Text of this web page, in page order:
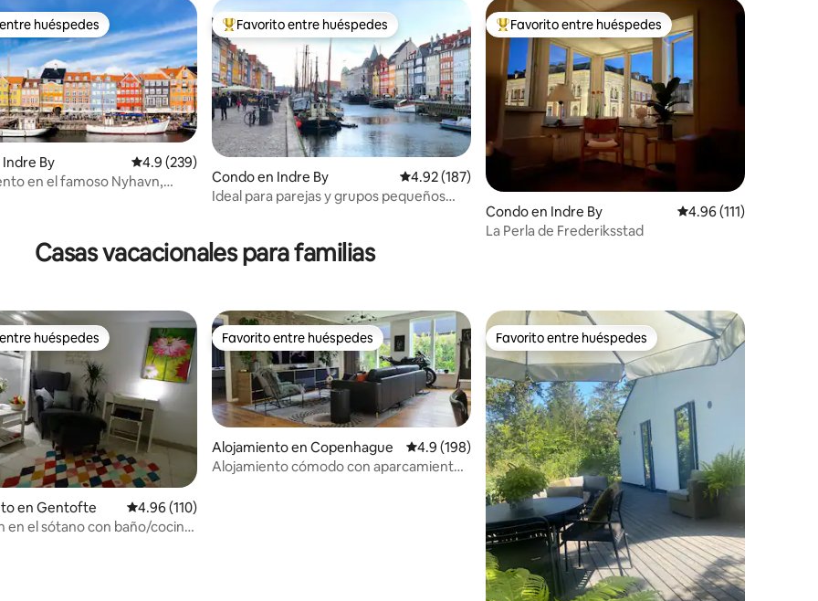
de 5, 493 reseñas
huéspedes
huéspedes
By Calificación promedio: 4.9 de 5, 239 reseñas
4.9 (239)
en el famoso Nyhavn,
Favorito entre huéspedes preferido
Favorito entre huéspedes
Condo en Indre By Calificación promedio: 4.92 de 5, 187 reseñas
4.92 (187)
Ideal para parejas y grupos pequeños
Favorito entre huéspedes preferido
Favorito entre huéspedes
Condo en Indre By Calificación promedio:
4.96 (111)
La Perla de Frederiksstad
Casas vacacionales para familias
huéspedes
huéspedes
en Gentofte Calificación promedio: 4.96 de 5, 110 reseñas
4.96 (110)
en el sótano con baño/cocina
Favorito entre huéspedes
Favorito entre huéspedes
Alojamiento en Copenhague Calificación promedio: 4.9 de 5, 198 reseñas
4.9 (198)
Alojamiento cómodo con aparcamiento
Favorito entre huéspedes
Favorito entre huéspedes